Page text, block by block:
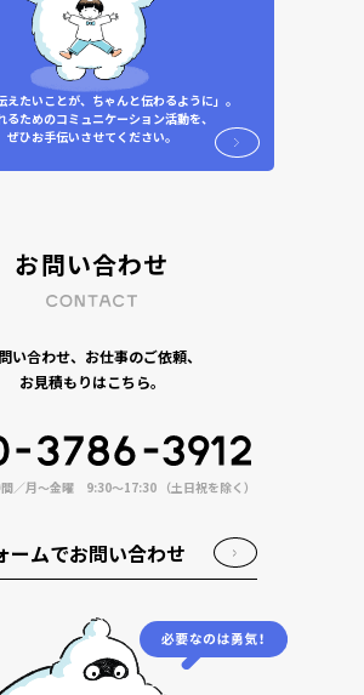
えたいことが、ちゃんと伝わるように」。
るためのコミュニケーション活動を、
ぜひお手伝いさせてください。
お問い合わせ
い合わせ、お仕事のご依頼、
お見積もりはこちら。
／月〜金曜 9:30〜17:30 （土日祝を除く）
ームでお問い合わせ